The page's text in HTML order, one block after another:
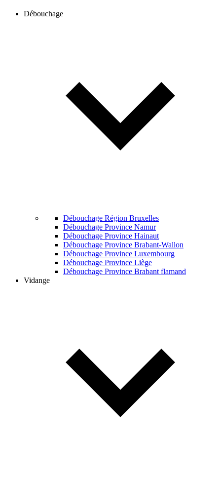
Débouchage
Débouchage Région Bruxelles
Débouchage Province Namur
Débouchage Province Hainaut
Débouchage Province Brabant-Wallon
Débouchage Province Luxembourg
Débouchage Province Liège
Débouchage Province Brabant flamand
Vidange